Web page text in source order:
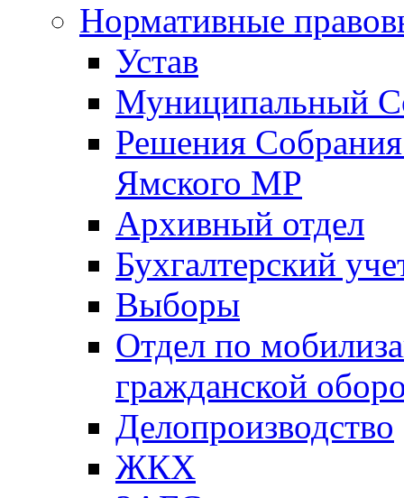
Нормативные
Устав
Муниципальный
Решения
Ямского МР
Архивный отдел
Бухгалтерский
Выборы
Отдел по
гражданской
Делопроизводство
ЖКХ